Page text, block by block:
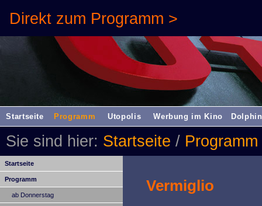
Direkt zum Programm >
Startseite Programm Utopolis Werbung im Kino
Sie sind hier: Startseite / Programm
Startseite
Programm
ab Donnerstag
Vermiglio